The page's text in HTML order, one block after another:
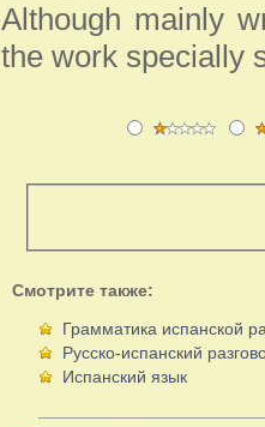
Although mainly
the work specially
Смотрите также:
Грамматика испанской
Русско-испанский
Испанский язык